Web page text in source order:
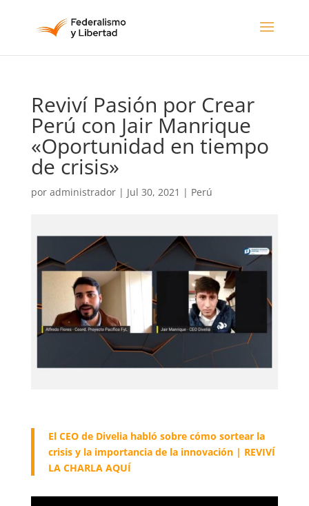
Reviví Pasión por Crear
Perú con Jair Manrique
«Oportunidad en tiempo
de crisis»
por administrador| Jul 30, 2021 | Perú
El CEO de Divelia habló sobre cómo sortear la
crisis y la importancia de la innovación | REVIVÍ
LA CHARLA AQUÍ